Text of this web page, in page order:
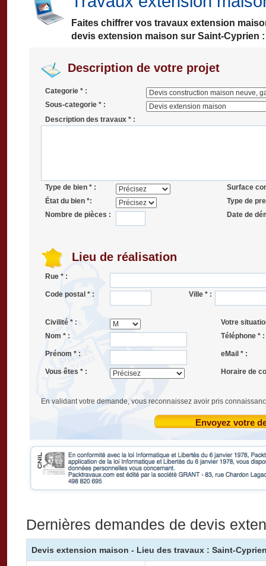
Faites chiffrer vos travaux extension
devis extension maison sur Saint-Cyprien :
Description de votre projet
Categorie * :
Sous-categorie * :
Description des travaux * :
Type de bien * :
Surface
État du bien *:
Type de
Nombre de pièces :
Date de
Lieu de réalisation
Rue * :
Code postal * : Ville * :
Civilité * :
Votre
Nom * :
Téléphone * :
Prénom * : eMail * :
Vous êtes * : Horaire de
En validant votre demande, vous reconnaissez avoir pris
Envoyez votre
Dernières demandes de devis
Devis extension maison - Lieu des travaux : Saint-